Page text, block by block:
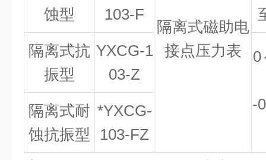
蚀型
103-F
隔离式磁助电
接点压力表
隔离式抗
振型
YXCG-1
03-Z
0
-
隔离式耐
蚀抗振型
*YXCG-
103-FZ